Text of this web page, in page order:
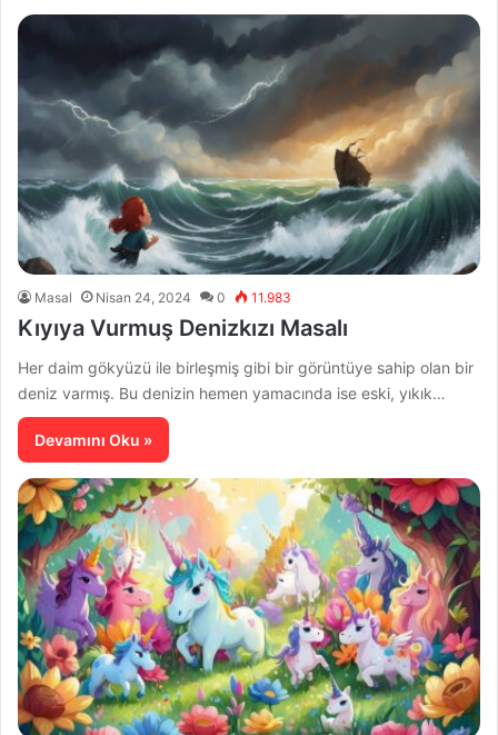
Masal Nisan 24, 2024 0 11.983
Kıyıya Vurmuş Denizkızı Masalı
Her daim gökyüzü ile birleşmiş gibi bir görüntüye sahip olan bir
deniz varmış. Bu denizin hemen yamacında ise eski, yıkık…
Devamını Oku »